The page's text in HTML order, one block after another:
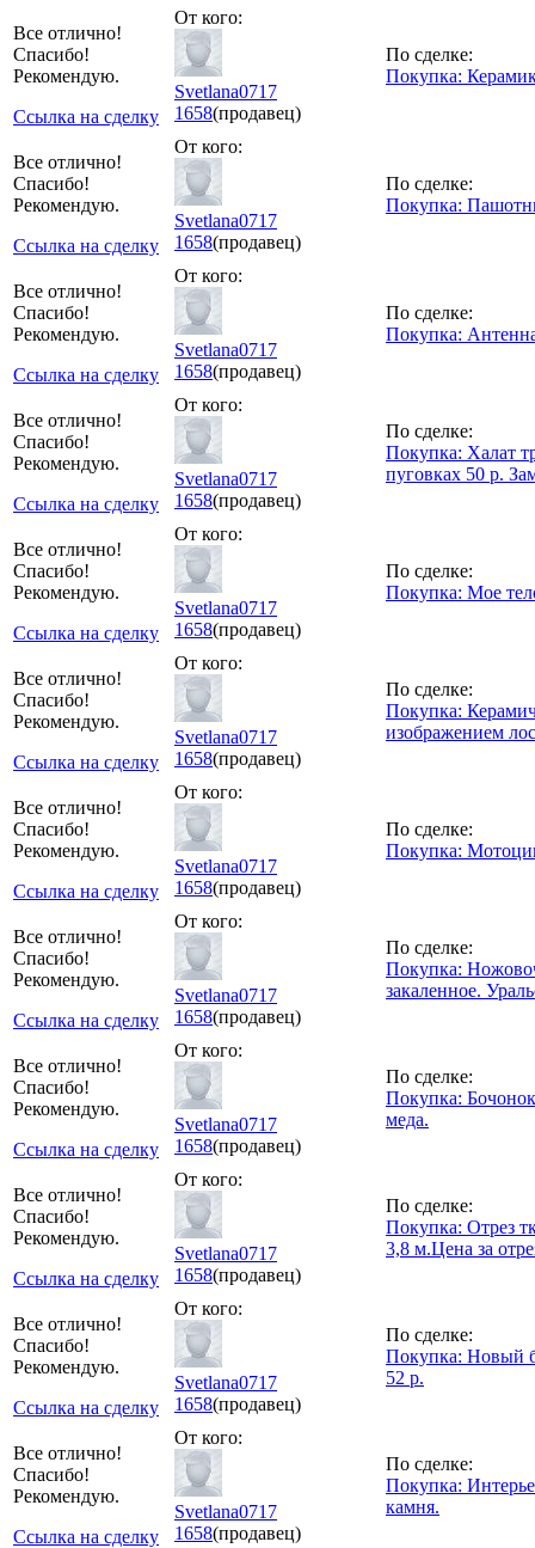
Все отлично!
Спасибо!
Рекомендую.
Ссылка на сделку
От кого:
Svetlana0717
1658(продавец)
По сделке:
Покупка:
Все отлично!
Спасибо!
Рекомендую.
Ссылка на сделку
От кого:
Svetlana0717
1658(продавец)
По сделке:
Покупка:
Все отлично!
Спасибо!
Рекомендую.
Ссылка на сделку
От кого:
Svetlana0717
1658(продавец)
По сделке:
Покупка:
Все отлично!
Спасибо!
Рекомендую.
Ссылка на сделку
От кого:
Svetlana0717
1658(продавец)
По сделке:
Покупка: Халат
пуговках 50 р.
Все отлично!
Спасибо!
Рекомендую.
Ссылка на сделку
От кого:
Svetlana0717
1658(продавец)
По сделке:
Покупка: Мое
Все отлично!
Спасибо!
Рекомендую.
Ссылка на сделку
От кого:
Svetlana0717
1658(продавец)
По сделке:
Покупка:
изображением
Все отлично!
Спасибо!
Рекомендую.
Ссылка на сделку
От кого:
Svetlana0717
1658(продавец)
По сделке:
Покупка:
Все отлично!
Спасибо!
Рекомендую.
Ссылка на сделку
От кого:
Svetlana0717
1658(продавец)
По сделке:
Покупка:
закаленное.
Все отлично!
Спасибо!
Рекомендую.
Ссылка на сделку
От кого:
Svetlana0717
1658(продавец)
По сделке:
Покупка:
меда.
Все отлично!
Спасибо!
Рекомендую.
Ссылка на сделку
От кого:
Svetlana0717
1658(продавец)
По сделке:
Покупка: Отрез
3,8 м.Цена за
Все отлично!
Спасибо!
Рекомендую.
Ссылка на сделку
От кого:
Svetlana0717
1658(продавец)
По сделке:
Покупка: Новый
52 р.
Все отлично!
Спасибо!
Рекомендую.
Ссылка на сделку
От кого:
Svetlana0717
1658(продавец)
По сделке:
Покупка:
камня.